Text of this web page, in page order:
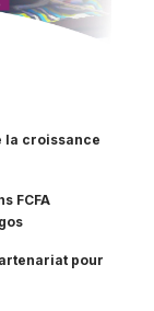
la croissance
FCFA
pour